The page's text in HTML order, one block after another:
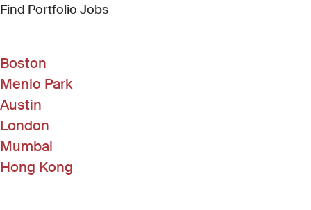
Find Portfolio Jobs(Link opens in new window)
Boston
Menlo Park
Austin
London
Mumbai
Hong Kong